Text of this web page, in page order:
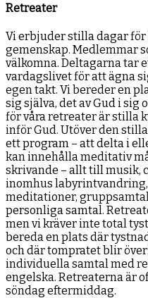
Retreater
Vi erbjuder stilla dagar
gemenskap. Medlemmar
välkomna. Deltagarna tar
vardagslivet för att ägna
egen takt. Vi bereder en
sig själva, det av Gud i sig
för våra retreater är stilla
inför Gud. Utöver den
ett program – att delta i
kan innehålla meditativ
skrivande – allt till musik,
inomhus labyrintvandring,
meditationer,
personliga samtal.
men vi kräver inte total
bereda en plats där
och där tompratet blir
individuella samtal med
engelska. Retreaterna är
söndag eftermiddag.